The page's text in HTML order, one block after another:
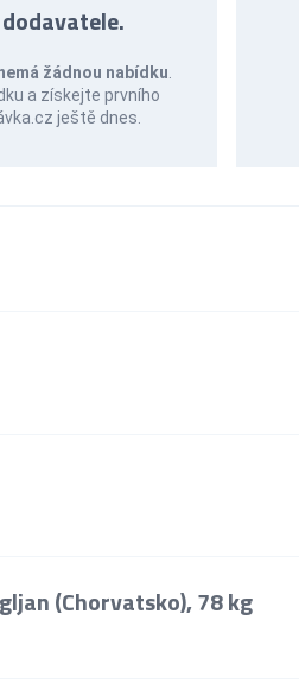
žádnou nabídku
a získejte prvního
ještě dnes.
(Chorvatsko), 78 kg